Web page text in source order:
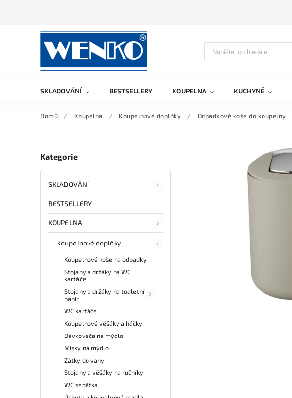
SKLADOVÁNÍ BESTSELLERY KOUPELNA KUCHYNĚ
Domů / Koupelna / Koupelnové doplňky / Odpadkové koše do koupelny
Kategorie
SKLADOVÁNÍ
BESTSELLERY
KOUPELNA
Koupelnové doplňky
Koupelnové koše na odpadky
Stojany a držáky na WC
kartáče
Stojany a držáky na toaletní
papír
WC kartáče
Koupelnové věšáky a háčky
Dávkovače na mýdlo
Misky na mýdlo
Zátky do vany
Stojany a věšáky na ručníky
WC sedátka